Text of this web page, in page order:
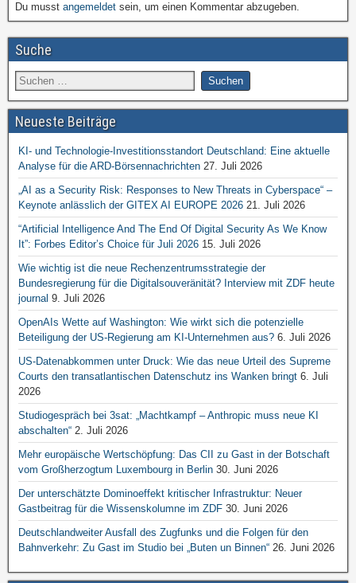
Du musst angemeldet sein, um einen Kommentar abzugeben.
Suche
Neueste Beiträge
KI- und Technologie-Investitionsstandort Deutschland: Eine aktuelle
Analyse für die ARD-Börsennachrichten 27. Juli 2026
„AI as a Security Risk: Responses to New Threats in Cyberspace“ –
Keynote anlässlich der GITEX AI EUROPE 2026 21. Juli 2026
“Artificial Intelligence And The End Of Digital Security As We Know
It”: Forbes Editor’s Choice für Juli 2026 15. Juli 2026
Wie wichtig ist die neue Rechenzentrumsstrategie der
Bundesregierung für die Digitalsouveränität? Interview mit ZDF heute
journal 9. Juli 2026
OpenAIs Wette auf Washington: Wie wirkt sich die potenzielle
Beteiligung der US-Regierung am KI-Unternehmen aus? 6. Juli 2026
US-Datenabkommen unter Druck: Wie das neue Urteil des Supreme
Courts den transatlantischen Datenschutz ins Wanken bringt 6. Juli
2026
Studiogespräch bei 3sat: „Machtkampf – Anthropic muss neue KI
abschalten“ 2. Juli 2026
Mehr europäische Wertschöpfung: Das CII zu Gast in der Botschaft
vom Großherzogtum Luxembourg in Berlin 30. Juni 2026
Der unterschätzte Dominoeffekt kritischer Infrastruktur: Neuer
Gastbeitrag für die Wissenskolumne im ZDF 30. Juni 2026
Deutschlandweiter Ausfall des Zugfunks und die Folgen für den
Bahnverkehr: Zu Gast im Studio bei „Buten un Binnen“ 26. Juni 2026